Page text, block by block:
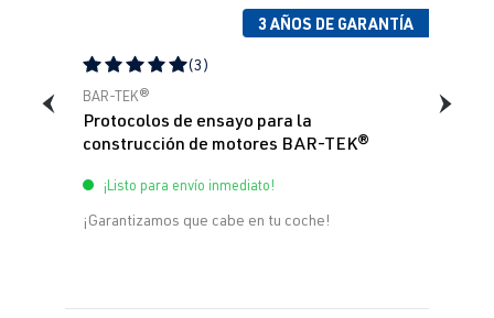
3 AÑOS DE GARANTÍA
Calificación promedio de 5 de 5 estrellas
(3)
BAR-TEK®
Protocolos de ensayo para la
construcción de motores BAR-TEK®
¡Listo para envío inmediato!
¡Garantizamos que cabe en tu coche!